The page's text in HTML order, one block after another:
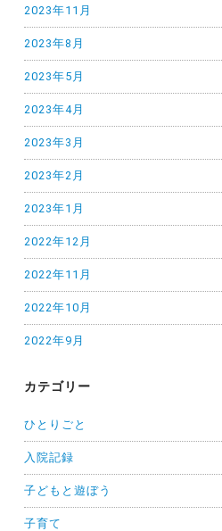
2023年11月
2023年8月
2023年5月
2023年4月
2023年3月
2023年2月
2023年1月
2022年12月
2022年11月
2022年10月
2022年9月
カテゴリー
ひとりごと
入院記録
子どもと遊ぼう
子育て